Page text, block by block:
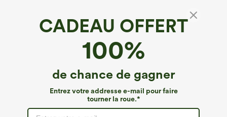
CADEAU OFFERT
100%
de chance de gagner
Entrez votre addresse e-mail pour faire
tourner la roue.*
Top court 2 pièces pour yoga, à une épaule,
manches courtes, soutien‑gorge intégré,